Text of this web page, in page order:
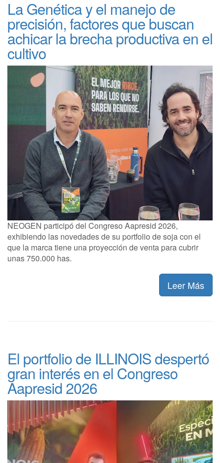
La Genética y el manejo de
precisión, factores que buscan
achicar la brecha productiva en el
cultivo
NEOGEN participó del Congreso Aapresid 2026,
exhibiendo las novedades de su portfolio de soja con el
que la marca tiene una proyección de venta para cubrir
unas 750.000 has.
Leer Más
El portfolio de ILLINOIS despertó
gran interés en el Congreso
Aapresid 2026